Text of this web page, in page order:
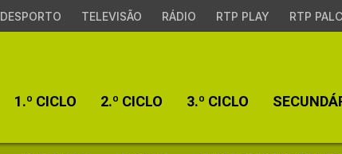
DESPORTO TELEVISÃO RÁDIO RTP PLAY RTP
1.º CICLO 2.º CICLO 3.º CICLO